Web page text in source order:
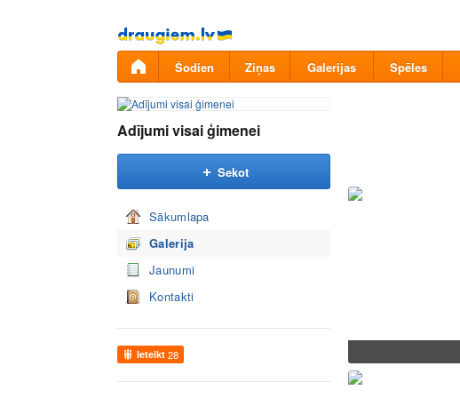
Pāriet
uz
saturu
Šodien Ziņas Galerijas Spēles
Adījumi visai ģimenei
Sekot
Sākumlapa
Galerija
Jaunumi
Kontakti
Ieteikt 28